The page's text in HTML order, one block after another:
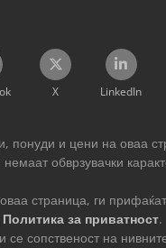
X LinkedIn
понуди и цени на оваа
обврзувачки
страница, ги
Политика за приватност.
се сопственост на